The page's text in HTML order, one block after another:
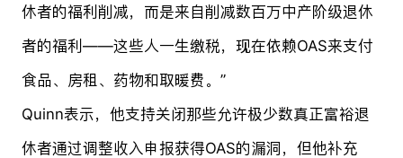
休者的福利削减，而是来自削减数百万中产阶级退休
者的福利——这些人一生缴税，现在依赖OAS来支付
食品、房租、药物和取暖费。”
Quinn表示，他支持关闭那些允许极少数真正富裕退
休者通过调整收入申报获得OAS的漏洞，但他补充